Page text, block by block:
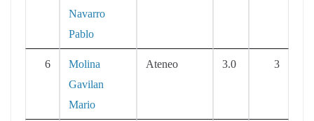
Navarro
Pablo
6
Molina
Gavilan
Mario
Ateneo 3.0 3